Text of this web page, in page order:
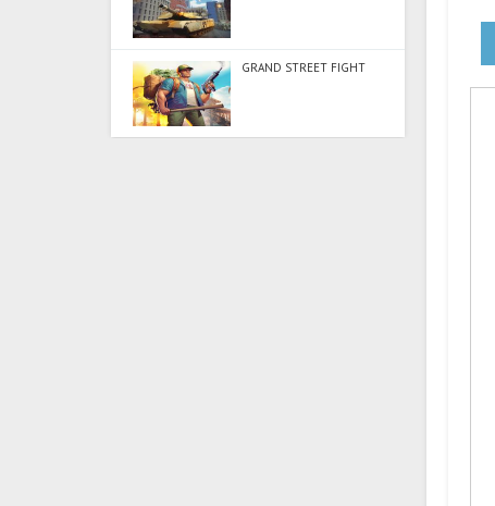
GRAND STREET FIGHT